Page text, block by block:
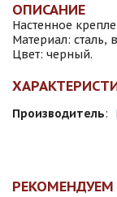
ОПИСАНИЕ
Настенное
Материал: сталь,
Цвет: черный.
Производитель: